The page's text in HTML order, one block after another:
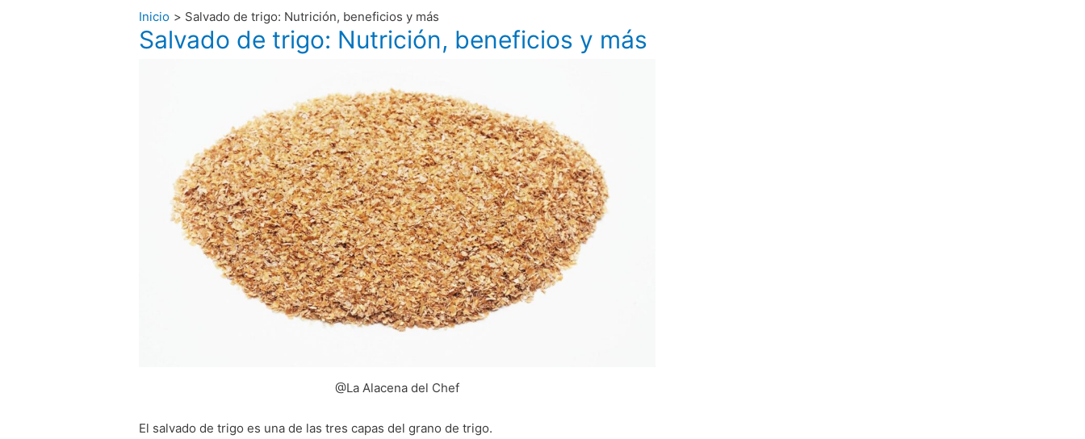
Inicio Salvado de trigo: Nutrición, beneficios y más
Salvado de trigo: Nutrición, beneficios y más
@La Alacena del Chef
El salvado de trigo es una de las tres capas del grano de trigo.